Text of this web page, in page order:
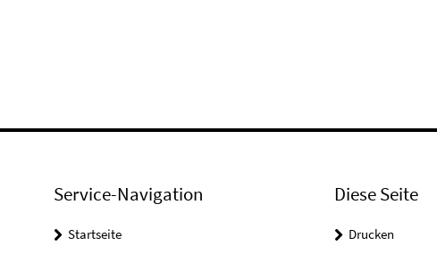
Service-Navigation
Startseite
Diese Seite
Drucken